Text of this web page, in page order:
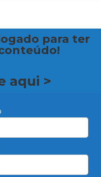
para ter
aqui >